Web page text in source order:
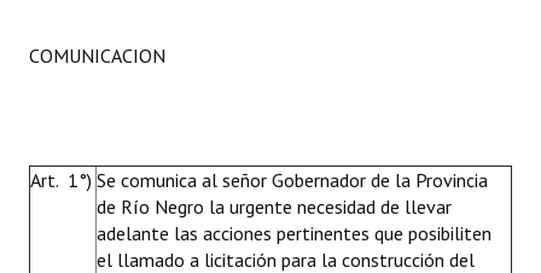
COMUNICACION
Art. 1°) Se comunica al señor Gobernador de la Provincia
de Río Negro la urgente necesidad de llevar
adelante las acciones pertinentes que posibiliten
el llamado a licitación para la construcción del